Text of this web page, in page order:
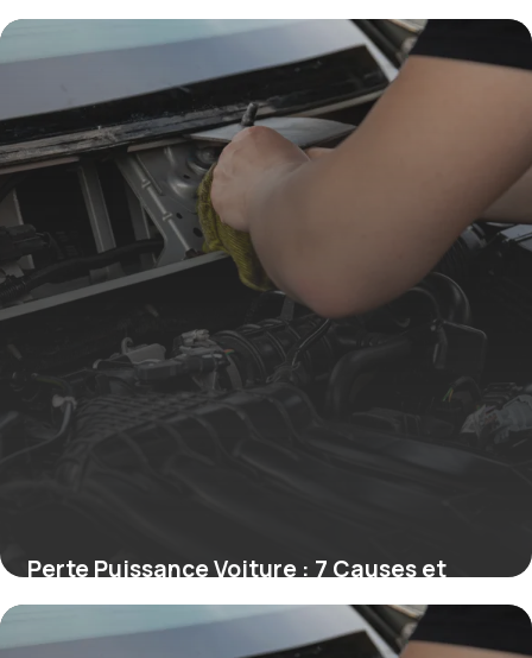
23 juin 2026
Perte Puissance Voiture : 7 Causes et
Solutions
22 juin 2026